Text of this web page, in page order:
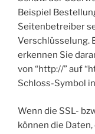
Beispiel
Seitenbetreiber
Verschlüsselung.
erkennen Sie
von “http://” auf
Schloss-Symbol
Wenn die SSL-
können die